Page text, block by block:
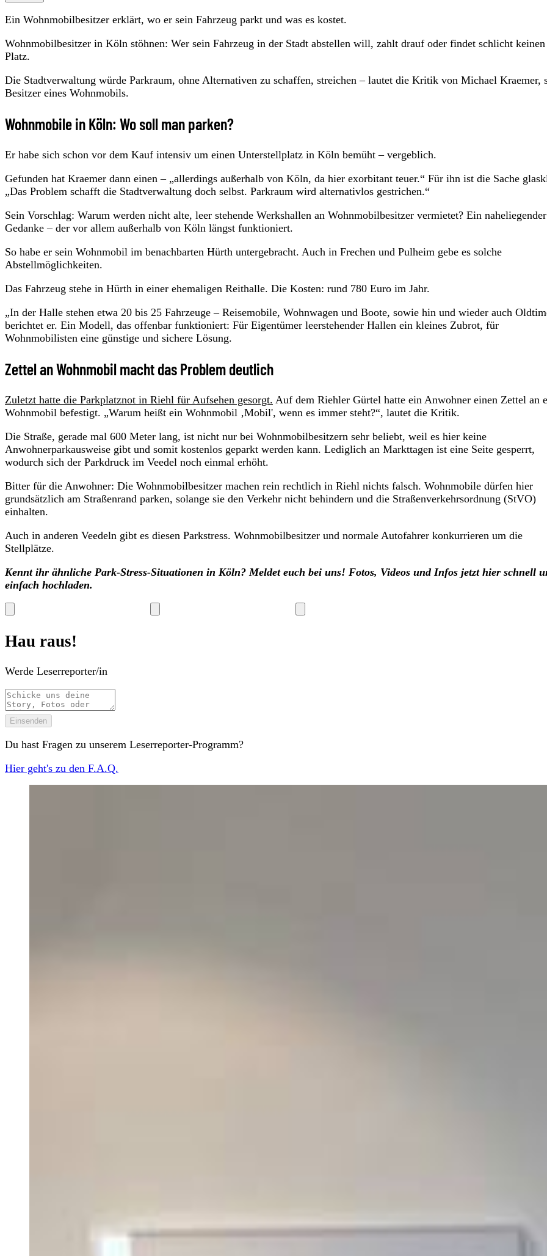
Ein Wohnmobilbesitzer erklärt, wo er sein Fahrzeug parkt und was es kostet.
Wohnmobilbesitzer in Köln stöhnen: Wer sein Fahrzeug in der Stadt abstellen will, zahlt drauf oder findet schlicht keinen
Platz.
Die Stadtverwaltung würde Parkraum, ohne Alternativen zu schaffen, streichen – lautet die Kritik von Michael Kraemer,
Besitzer eines Wohnmobils.
Wohnmobile in Köln: Wo soll man parken?
Er habe sich schon vor dem Kauf intensiv um einen Unterstellplatz in Köln bemüht – vergeblich.
Gefunden hat Kraemer dann einen – „allerdings außerhalb von Köln, da hier exorbitant teuer.“ Für ihn ist die Sache
„Das Problem schafft die Stadtverwaltung doch selbst. Parkraum wird alternativlos gestrichen.“
Sein Vorschlag: Warum werden nicht alte, leer stehende Werkshallen an Wohnmobilbesitzer vermietet? Ein naheliegender
Gedanke – der vor allem außerhalb von Köln längst funktioniert.
So habe er sein Wohnmobil im benachbarten Hürth untergebracht. Auch in Frechen und Pulheim gebe es solche
Abstellmöglichkeiten.
Das Fahrzeug stehe in Hürth in einer ehemaligen Reithalle. Die Kosten: rund 780 Euro im Jahr.
„In der Halle stehen etwa 20 bis 25 Fahrzeuge – Reisemobile, Wohnwagen und Boote, sowie hin und wieder auch
berichtet er. Ein Modell, das offenbar funktioniert: Für Eigentümer leerstehender Hallen ein kleines Zubrot, für
Wohnmobilisten eine günstige und sichere Lösung.
Zettel an Wohnmobil macht das Problem deutlich
Zuletzt hatte die Parkplatznot in Riehl für Aufsehen gesorgt. Auf dem Riehler Gürtel hatte ein Anwohner einen Zettel an
Wohnmobil befestigt. „Warum heißt ein Wohnmobil ‚Mobil', wenn es immer steht?“, lautet die Kritik.
Die Straße, gerade mal 600 Meter lang, ist nicht nur bei Wohnmobilbesitzern sehr beliebt, weil es hier keine
Anwohnerparkausweise gibt und somit kostenlos geparkt werden kann. Lediglich an Markttagen ist eine Seite gesperrt,
wodurch sich der Parkdruck im Veedel noch einmal erhöht.
Bitter für die Anwohner: Die Wohnmobilbesitzer machen rein rechtlich in Riehl nichts falsch. Wohnmobile dürfen hier
grundsätzlich am Straßenrand parken, solange sie den Verkehr nicht behindern und die Straßenverkehrsordnung (StVO)
einhalten.
Auch in anderen Veedeln gibt es diesen Parkstress. Wohnmobilbesitzer und normale Autofahrer konkurrieren um die
Stellplätze.
Kennt ihr ähnliche Park-Stress-Situationen in Köln? Meldet euch bei uns! Fotos, Videos und Infos jetzt hier schnell
einfach hochladen.
Hau raus!
Werde Leserreporter/in
Einsenden
Du hast Fragen zu unserem Leserreporter-Programm?
Hier geht's zu den F.A.Q.